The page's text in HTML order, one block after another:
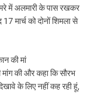
में अलमारी के पास रखकर
मार्च को दोनों शिमला से
की मां
मांग की और कहा कि सौरभ
के लिए नहीं कह रही हूं,